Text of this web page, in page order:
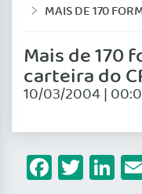
MAIS DE 170 FORMANDOS
Mais de 170
carteira do
10/03/2004 |